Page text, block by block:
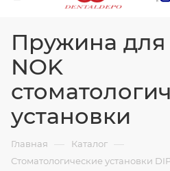
Пружина
NOK
установки
Главная — Каталог —
Стоматологические установки